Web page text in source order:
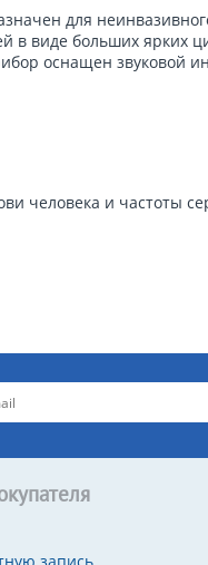
для
в виде больших
оснащен звуковой
человека и частоты